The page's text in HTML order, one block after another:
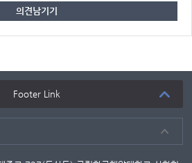
Footer Link